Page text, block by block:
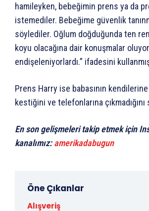
hamileyken, bebeğimin prens ya da
istemediler. Bebeğime güvenlik
söylediler. Oğlum doğduğunda ten
koyu olacağına dair konuşmalar
endişeleniyorlardı.” ifadesini
Prens Harry ise babasının
kestiğini ve telefonlarına
En son gelişmeleri takip etmek için
kanalımız:amerikadabugun
Öne Çıkanlar
Alışveriş